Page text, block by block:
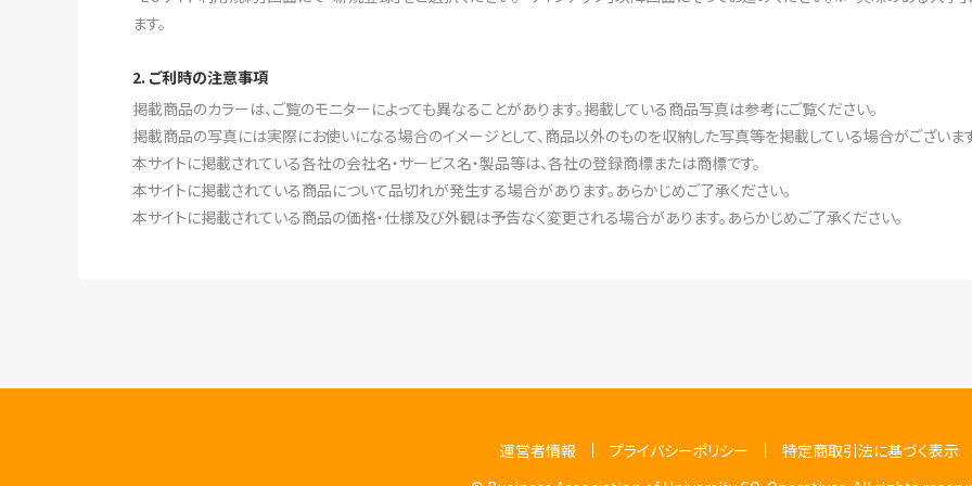
ます。
2. ご利時の注意事項
掲載商品のカラーは、ご覧のモニターによっても異なることがあります。掲載している商品写真は参考にご覧ください。
掲載商品の写真には実際にお使いになる場合のイメージとして、商品以外のものを収納した写真等を掲載している場合がございま
本サイトに掲載されている各社の会社名・サービス名・製品等は、各社の登録商標または商標です。
本サイトに掲載されている商品について品切れが発生する場合があります。あらかじめご了承ください。
本サイトに掲載されている商品の価格・仕様及び外観は予告なく変更される場合があります。あらかじめご了承ください。
運営者情報 プライバシーポリシー
特定商取引法に基づく表示